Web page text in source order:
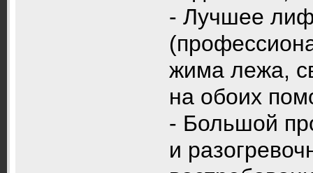
- Лучшее
жима лежа,
на обоих
- Большой
и